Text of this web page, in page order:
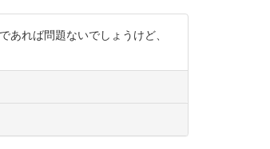
れば問題ないでしょうけど、